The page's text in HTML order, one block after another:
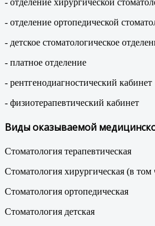
- отделение ортопедической
- детское стоматологическое
- платное отделение
- рентгенодиагностический кабинет
- физиотерапевтический кабинет
Виды оказываемой
Стоматология терапевтическая
Стоматология хирургическая (в
Стоматология ортопедическая
Стоматология детская